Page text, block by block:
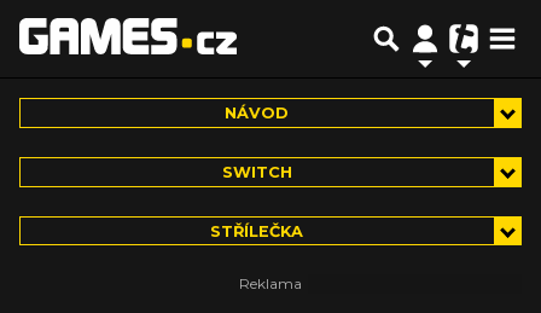
NÁVOD
SWITCH
STŘÍLEČKA